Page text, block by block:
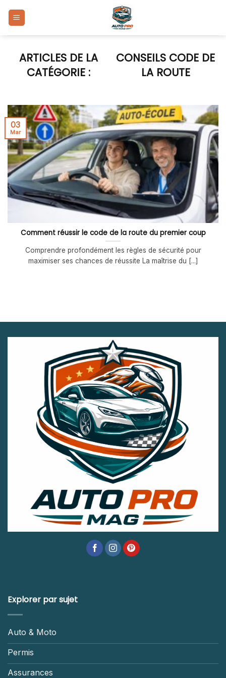
CONSEILS CODE DE
LA ROUTE
Comment réussir le code de la route du premier coup
Comprendre profondément les règles de sécurité pour
maximiser ses chances de réussite La maîtrise du [...]
03
Mar
Explorer par sujet
Auto & Moto
Permis
Assurances